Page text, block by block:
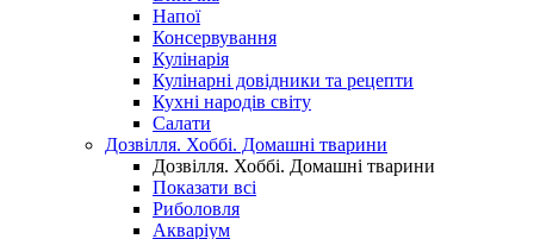
Напої
Консервування
Кулінарія
Кулінарні довідники та рецепти
Кухні народів світу
Салати
Дозвілля. Хоббі. Домашні тварини
Дозвілля. Хоббі. Домашні тварини
Показати всі
Риболовля
Акваріум